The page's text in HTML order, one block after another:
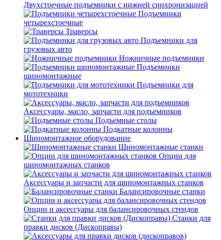
Двухстоечные подъемники с нижней синхронизацией
Подъемники
четырехстоечные
Траверсы
Подъемники для
грузовых авто
Ножничные подъемники
Подъемники
шиномонтажные
Подъемники для
мототехники
Аксессуары, масло, запчасти для подъемников
Подъемные столы
Подкатные колонны
Шиномонтажное оборудование
Шиномонтажные станки
Опции для
шиномонтажных станков
Аксессуары и запчасти для шиномонтажных станков
Балансировочные станки
Опции и аксессуары для балансировочных стендов
Станки для
правки дисков (Дископравы)